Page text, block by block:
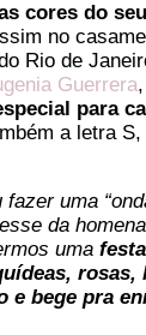
cores do
no
Rio de
Guerrera
para
a letra
fazer uma
da
uma
rosas,
e bege pra